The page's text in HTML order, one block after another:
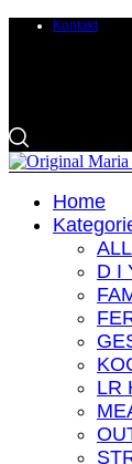
Kontakt
Home
D I
LR